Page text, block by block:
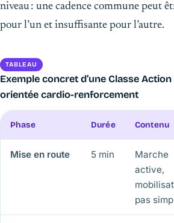
niveau : une cadence commune peut
pour l’un et insuffisante pour l’autre.
TABLEAU
Exemple concret d’une Classe
orientée cardio-renforcement
Phase Durée Contenu
Mise en route 5 min
Marche
active,
pas